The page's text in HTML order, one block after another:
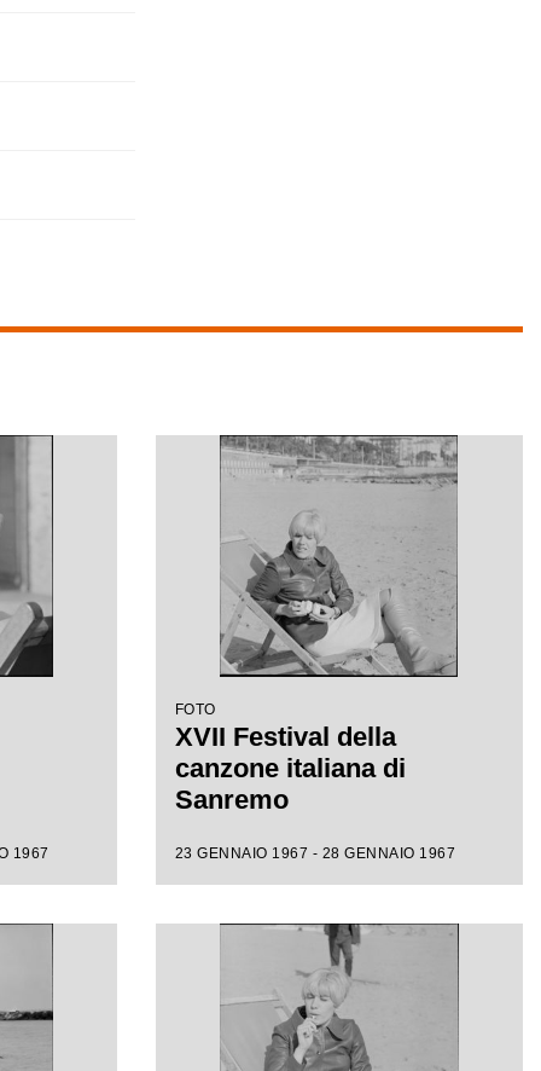
1967
FOTO
XVII Festival della
canzone italiana di
Sanremo
23 GENNAIO 1967 - 28 GENNAIO 1967